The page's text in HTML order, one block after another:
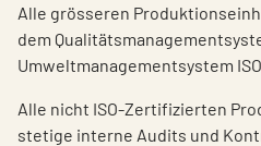
Kontakt
Downloads
Einloggen
Alle grösseren
dem
Umweltmanagementsystem
Alle nicht ISO-Zertifizierten
stetige interne Audits und